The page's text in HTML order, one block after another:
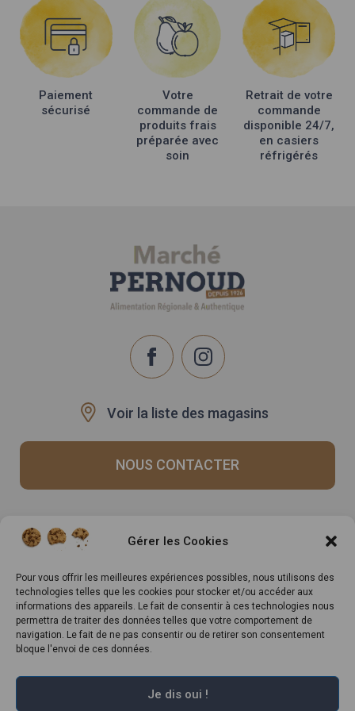
Gérer les Cookies
Pour vous offrir les meilleures expériences possibles, nous utilisons des
technologies telles que les cookies pour stocker et/ou accéder aux
informations des appareils. Le fait de consentir à ces technologies nous
permettra de traiter des données telles que votre comportement de
navigation. Le fait de ne pas consentir ou de retirer son consentement
bloque l'envoi de ces données.
Je dis oui !
peuvent
être
choisies
sur
page
peuvent
être
choisies
sur
page
du
produit
Paiement
sécurisé
Votre
commande de
produits frais
préparée avec
soin
Retrait de votre
commande
disponible 24/7,
en casiers
réfrigérés
Voir la liste des magasins
NOUS CONTACTER
Recrutement
Rappels produits
Inscrivez-vous à notre
newsletter